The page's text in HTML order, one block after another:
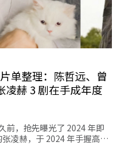
单整理：陈哲远、曾
凌赫 3 剧在手成年度
前，抢先曝光了 2024 年即
凌赫，于 2024 年手握高…